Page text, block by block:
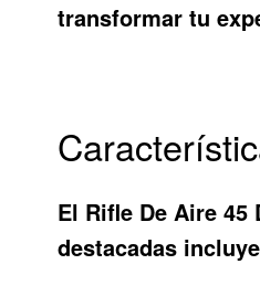
transformar tu
El Rifle De Aire 45
destacadas